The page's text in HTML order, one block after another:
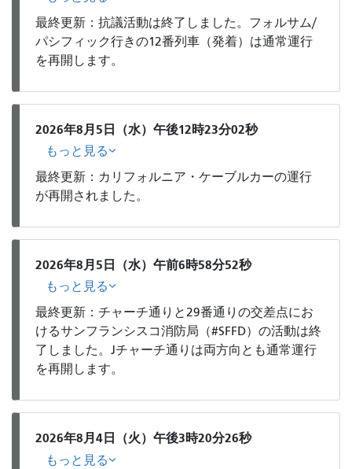
最終更新：抗議活動は終了しました。フォルサム/
パシフィック行きの12番列車（発着）は通常運行
を再開します。
2026年8月5日（水）午後12時23分02秒
もっと見る
最終更新：カリフォルニア・ケーブルカーの運行
が再開されました。
2026年8月5日（水）午前6時58分52秒
もっと見る
最終更新：チャーチ通りと29番通りの交差点にお
けるサンフランシスコ消防局（#SFFD）の活動は終
了しました。Jチャーチ通りは両方向とも通常運行
を再開します。
2026年8月4日（火）午後3時20分26秒
もっと見る